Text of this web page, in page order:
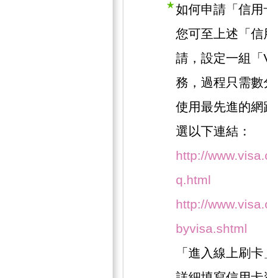
如何申請「信
您可至上述「
請，設定一組
務，過程只需
使用最先進的
選以下連結：
http://
q.html
http://
byvisa.shtml
「進入線上刷